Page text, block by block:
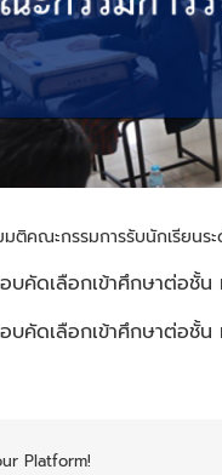
ติคณะกรรมการรับนักเรียนร
คัดเลือกเข้าศึกษาต่อชั้น
บคัดเลือกเข้าศึกษาต่อชั้น
Platform!